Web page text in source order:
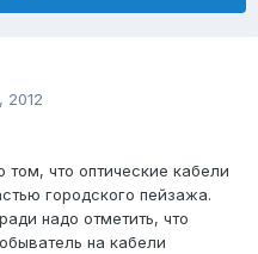
2012
что оптические кабели
городского пейзажа.
надо отметить, что
на кабели